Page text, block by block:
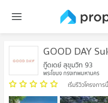
GOOD DAY
กู๊ดเดย์ สุขุมวิท 93
พระโขนง กรุงเทพมหานคร
เริ่มรีวิวโครงการนี้